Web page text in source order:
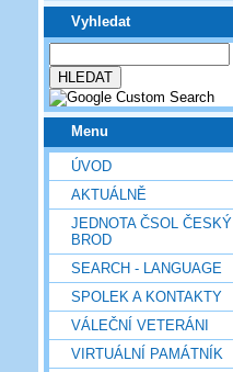
Vyhledat
Menu
ÚVOD
AKTUÁLNĚ
JEDNOTA ČSOL ČESKÝ
BROD
SEARCH - LANGUAGE
SPOLEK A KONTAKTY
VÁLEČNÍ VETERÁNI
VIRTUÁLNÍ PAMÁTNÍK